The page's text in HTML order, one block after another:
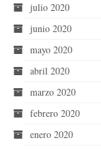
julio 2020
junio 2020
mayo 2020
abril 2020
marzo 2020
febrero 2020
enero 2020